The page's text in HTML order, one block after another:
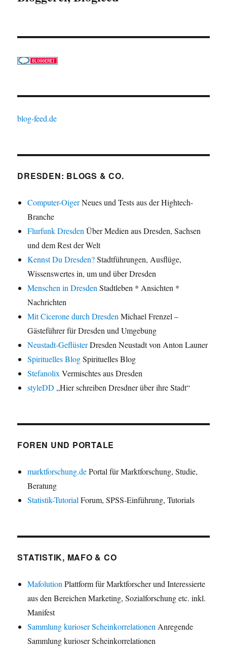
blog-feed.de
DRESDEN: BLOGS & CO.
Computer-OigerNeues und Tests aus der Hightech-
Branche
Flurfunk Dresden Über Medien aus Dresden, Sachsen
und dem Rest der Welt
Kennst Du Dresden?Stadtführungen, Ausflüge,
Wissenswertes in, um und über Dresden
Menschen in Dresden Stadtleben * Ansichten *
Nachrichten
Mit Cicerone durch Dresden Michael Frenzel –
Gästeführer für Dresden und Umgebung
Neustadt-GeflüsterDresden Neustadt von Anton Launer
Spirituelles BlogSpirituelles Blog
Stefanolix Vermischtes aus Dresden
styleDD „Hier schreiben Dresdner über ihre Stadt“
FOREN UND PORTALE
marktforschung.dePortal für Marktforschung, Studie,
Beratung
Statistik-Tutorial Forum, SPSS-Einführung, Tutorials
STATISTIK, MAFO & CO
Mafolution Plattform für Marktforscher und Interessierte
aus den Bereichen Marketing, Sozialforschung etc. inkl.
Manifest
Sammlung kurioser Scheinkorrelationen Anregende
Sammlung kurioser Scheinkorrelationen